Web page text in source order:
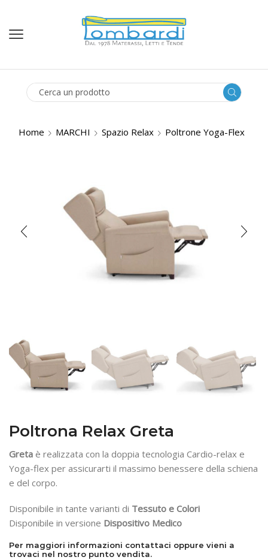
Home MARCHI Spazio Relax Poltrone Yoga-Flex
Poltrona Relax Greta
Greta è realizzata con la doppia tecnologia Cardio-relax e
Yoga-flex per assicurarti il massimo benessere della schiena
e del corpo.
Disponibile in tante varianti di Tessuto e Colori
Disponibile in versione Dispositivo Medico
Per maggiori informazioni contattaci oppure vieni a
trovaci nel nostro punto vendita.